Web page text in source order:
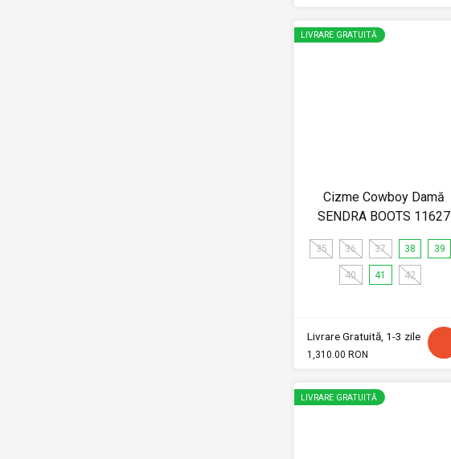
LIVRARE GRATUITĂ
Cizme Cowboy Damă
SENDRA BOOTS 11627
35 36 37 38 39
40 41 42
Livrare Gratuită, 1-3 zile
1,310.00 RON
LIVRARE GRATUITĂ